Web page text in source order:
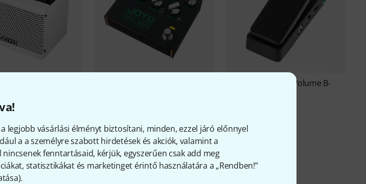
legjobb vásárlási élményt biztosítani, minden, ezzel járó előnnyel
a a személyre szabott hirdetések és akciók, valamint a
fenntartásaid, kérjük, egyszerűen csak add meg
statisztikákat és marketinget érintő használatára a „Rendben!”
).
Ft
Classic Wah / Volume B-